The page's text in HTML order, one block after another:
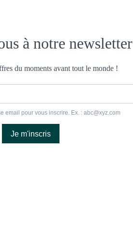
à notre newsletter
du moments avant tout le monde !
email pour vous inscrire. Ex. : abc@xyz.com
Je m'inscris